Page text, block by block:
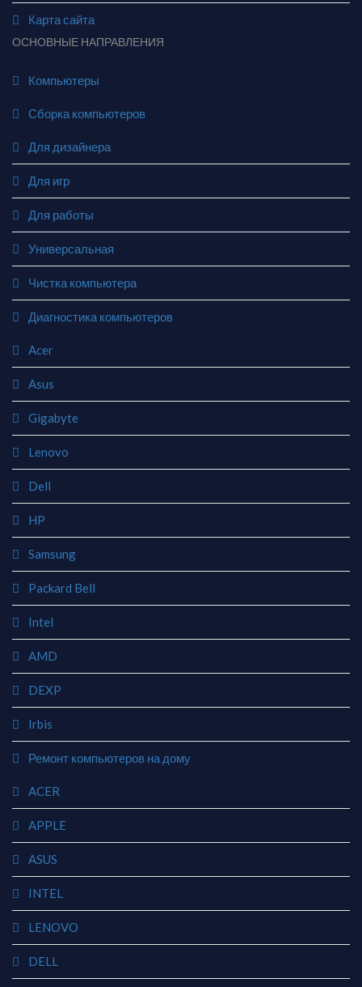
Карта сайта
ОСНОВНЫЕ НАПРАВЛЕНИЯ
Компьютеры
Сборка компьютеров
Для дизайнера
Для игр
Для работы
Универсальная
Чистка компьютера
Диагностика компьютеров
Acer
Asus
Gigabyte
Lenovo
Dell
HP
Samsung
Packard Bell
Intel
AMD
DEXP
Irbis
Ремонт компьютеров на дому
ACER
APPLE
ASUS
INTEL
LENOVO
DELL